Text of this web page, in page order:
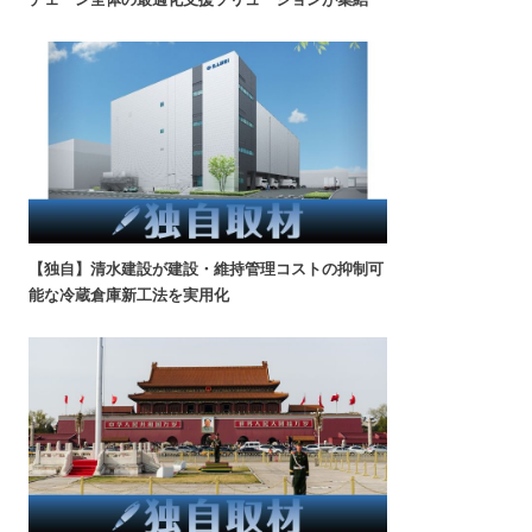
【独自】清水建設が建設・維持管理コストの抑制可
能な冷蔵倉庫新工法を実用化